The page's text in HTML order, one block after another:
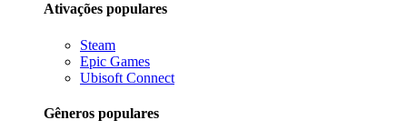
Ativações populares
Steam
Epic Games
Ubisoft Connect
Gêneros populares